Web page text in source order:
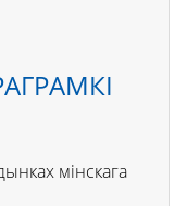
мінскага